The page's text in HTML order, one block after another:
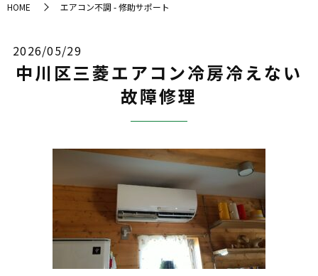
HOME エアコン不調 - 修助サポート
2026/05/29
中川区三菱エアコン冷房冷えない
故障修理